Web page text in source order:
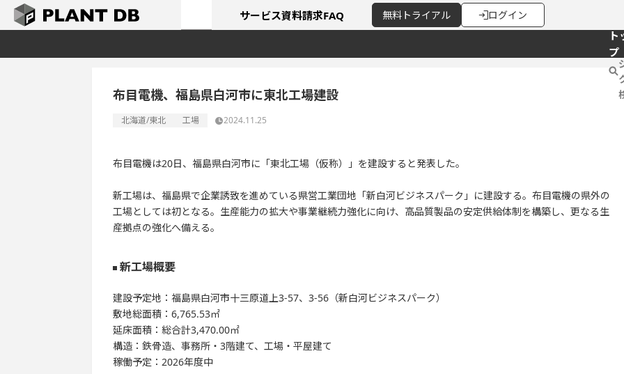
無料 トライアル ログイン
サービス資料請求FAQ
ト
プ
布目電機、福島県白河市に東北工場建設
北海道/東北 工場 2024.11.25
布目電機は20日、福島県白河市に「東北工場（仮称）」を建設すると発表した。
新工場は、福島県で企業誘致を進めている県営工業団地「新白河ビジネスパーク」に建設する。布目電機の県外の
工場としては初となる。生産能力の拡大や事業継続力強化に向け、高品質製品の安定供給体制を構築し、更なる生
産拠点の強化へ備える。
新工場概要
建設予定地：福島県白河市十三原道上3-57、3-56（新白河ビジネスパーク）
敷地総面積：6,765.53㎡
延床面積：総合計3,470.00㎡
構造：鉄骨造、事務所・3階建て、工場・平屋建て
稼働予定：2026年度中